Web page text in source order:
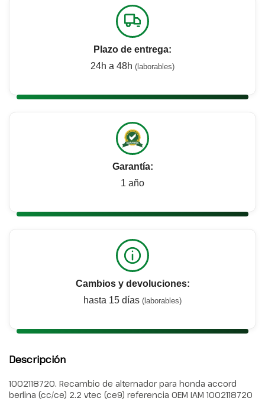
Plazo de entrega:
24h a 48h (laborables)
Garantía:
1 año
Cambios y devoluciones:
hasta 15 días (laborables)
Descripción
1002118720. Recambio de alternador para honda accord
berlina (cc/ce) 2.2 vtec (ce9) referencia OEM IAM 1002118720